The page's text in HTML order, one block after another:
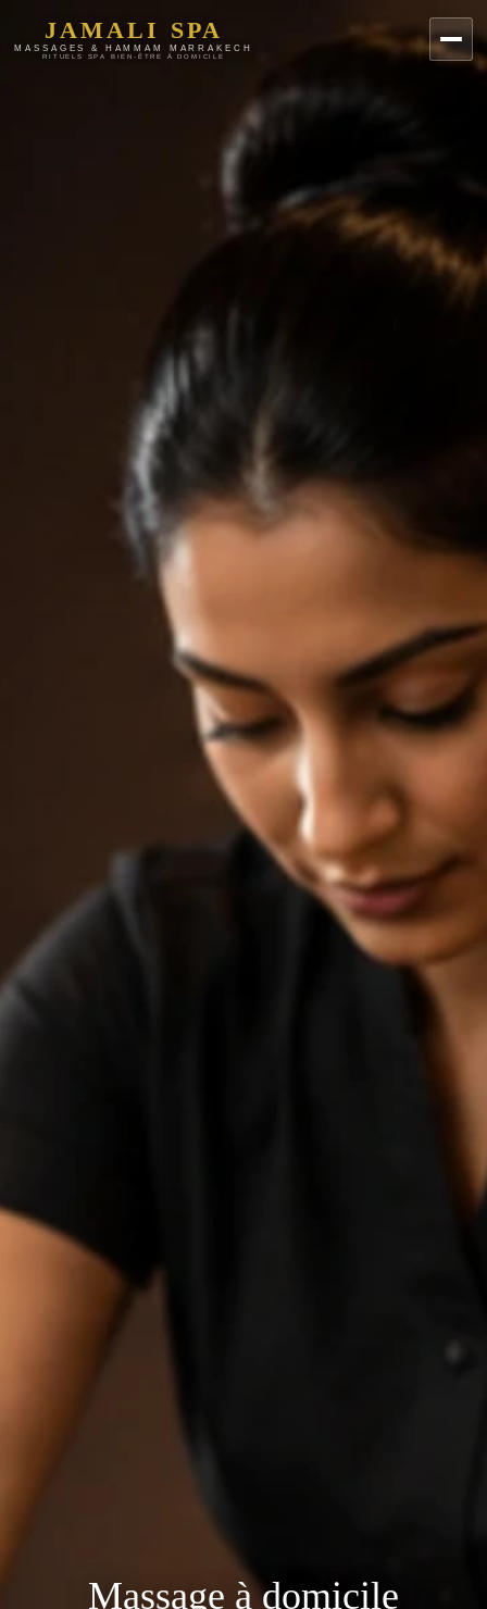
JAMALI SPA
MASSAGES & HAMMAM MARRAKECH
RITUELS SPA BIEN-ÊTRE À DOMICILE
Massage à domicile